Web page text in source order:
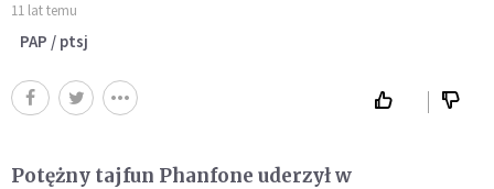
11 lat temu
PAP / ptsj
Potężny tajfun Phanfone uderzył w